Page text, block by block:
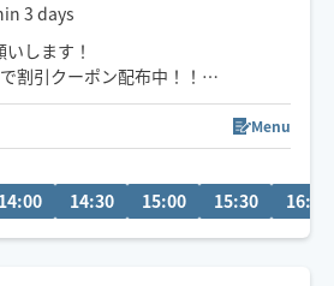
3 days
します！
割引クーポン配布中！！
上半身まで満遍なく的確に凝り固ま
きます👍ホテル、旅館などで働き
もご遠慮なくご依頼ください❗️お待
Menu
14:00 14:30 15:00 15:30 16:00